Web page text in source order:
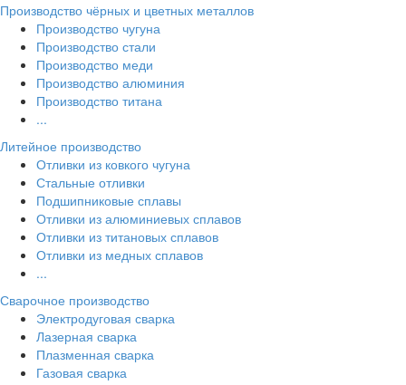
Производство чёрных и цветных металлов
Производство чугуна
Производство стали
Производство меди
Производство алюминия
Производство титана
...
Литейное производство
Отливки из ковкого чугуна
Стальные отливки
Подшипниковые сплавы
Отливки из алюминиевых сплавов
Отливки из титановых сплавов
Отливки из медных сплавов
...
Сварочное производство
Электродуговая сварка
Лазерная сварка
Плазменная сварка
Газовая сварка